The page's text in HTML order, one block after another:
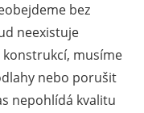
bez
neexistuje
musíme
nebo porušit
nepohlídá kvalitu